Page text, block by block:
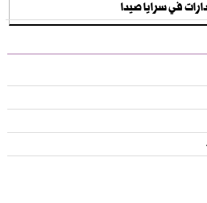
في سرايا صيدا